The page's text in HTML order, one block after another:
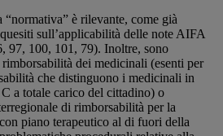
è rilevante, come già
sull’applicabilità delle note AIFA
97, 100, 101, 79). Inoltre, sono
dei medicinali (esenti per
che distinguono i medicinali in
a totale carico del cittadino) o
di rimborsabilità per la
piano terapeutico al di fuori della